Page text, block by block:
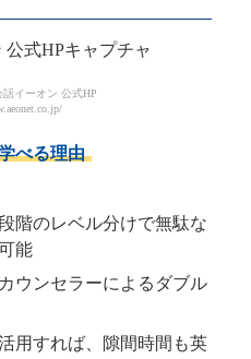
イーオン 公式HP
べる理由
階のレベル分けで無駄な
能
ウンセラーによるダブル
用すれば、隙間時間も英